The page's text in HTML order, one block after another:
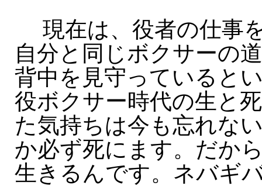
現在は、役者の仕事
自分と同じボクサーの
背中を見守っていると
役ボクサー時代の生と
た気持ちは今も忘れな
か必ず死にます。だか
生きるんです。ネバギ